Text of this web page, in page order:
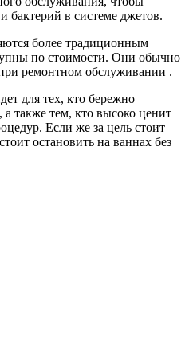
бактерий в системе джетов.
более традиционным
по стоимости. Они обычно
ремонтном обслуживании .
для тех, кто бережно
а также тем, кто высоко ценит
Если же за цель стоит
остановить на ваннах без